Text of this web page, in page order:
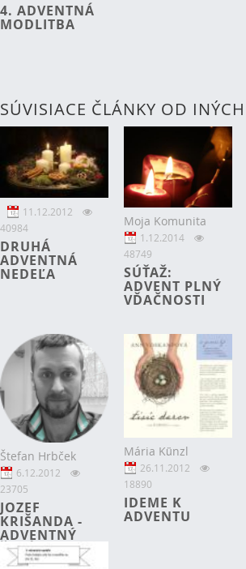
4. ADVENTNÁ
MODLITBA
SÚVISIACE ČLÁNKY OD
11.12.2012
40984
DRUHÁ
ADVENTNÁ
NEDEĽA
Moja Komunita
1.12.2014
48749
SÚŤAŽ:
ADVENT PLNÝ
VĎAČNOSTI
Štefan Hrbček
6.12.2012
23705
JOZEF
KRIŠANDA -
ADVENTNÝ
ŠALÁT
Mária Künzl
26.11.2012
18890
IDEME K
ADVENTU